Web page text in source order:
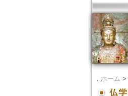
． ホーム >